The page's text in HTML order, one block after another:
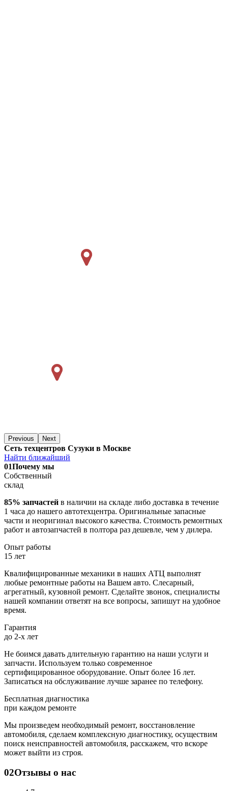
Previous Next
Сеть техцентров Сузуки в Москве
Найти ближайший
01Почему мы
Собственный
склад
85% запчастей в наличии на складе либо доставка в течение
1 часа до нашего автотехцентра. Оригинальные запасные
части и неоригинал высокого качества. Стоимость ремонтных
работ и автозапчастей в полтора раз дешевле, чем у дилера.
Опыт работы
15 лет
Квалифицированные механики в наших АТЦ выполнят
любые ремонтные работы на Вашем авто. Слесарный,
агрегатный, кузовной ремонт. Сделайте звонок, специалисты
нашей компании ответят на все вопросы, запишут на удобное
время.
Гарантия
до 2-х лет
Не боимся давать длительную гарантию на наши услуги и
запчасти. Используем только современное
сертифицированное оборудование. Опыт более 16 лет.
Записаться на обслуживание лучше заранее по телефону.
Бесплатная диагностика
при каждом ремонте
Мы произведем необходимый ремонт, восстановление
автомобиля, сделаем комплексную диагностику, осуществим
поиск неисправностей автомобиля, расскажем, что вскоре
может выйти из строя.
02Отзывы о нас